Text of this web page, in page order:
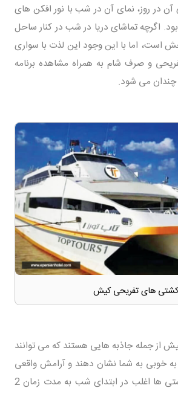
آن در روز، نمای آن در شب با نور افکن های
اگرچه تماشای دریا در شب در کنار ساحل
است، اما با این وجود این لذت با سواری
و صرف شام به همراه مشاهده برنامه
می شود.
کشتی های تفریحی کیش
از جمله جاذبه هایی هستند که می توانند
به خوبی به شما نشان دهند و آرامش واقعی
را ایجاد کنند. این کشتی ها اغلب در ابتدای شب به مدت زمان 2